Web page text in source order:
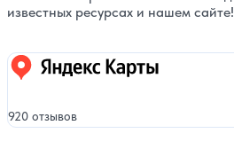
известных ресурсах и нашем сайте!
Яндекс карты
920 отзывов